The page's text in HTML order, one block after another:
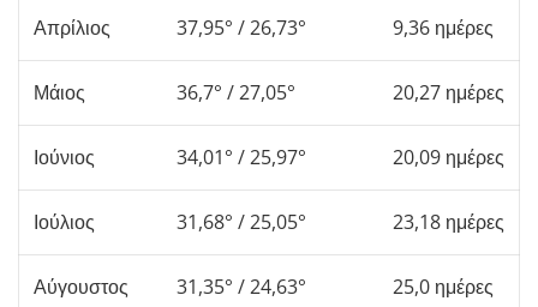
Απρίλιος 37,95° / 26,73° 9,36 ημέρες
Μάιος 36,7° / 27,05° 20,27 ημέρες
Ιούνιος 34,01° / 25,97° 20,09 ημέρες
Ιούλιος 31,68° / 25,05° 23,18 ημέρες
Αύγουστος 31,35° / 24,63° 25,0 ημέρες